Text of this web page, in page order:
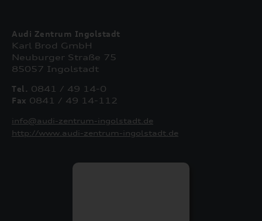
Audi Zentrum Ingolstadt
Karl Brod GmbH
Neuburger Straße 75
85057 Ingolstadt
Tel. 0841 / 49 14-0
Fax 0841 / 49 14-112
info@audi-zentrum-ingolstadt.de
http://www.audi-zentrum-ingolstadt.de